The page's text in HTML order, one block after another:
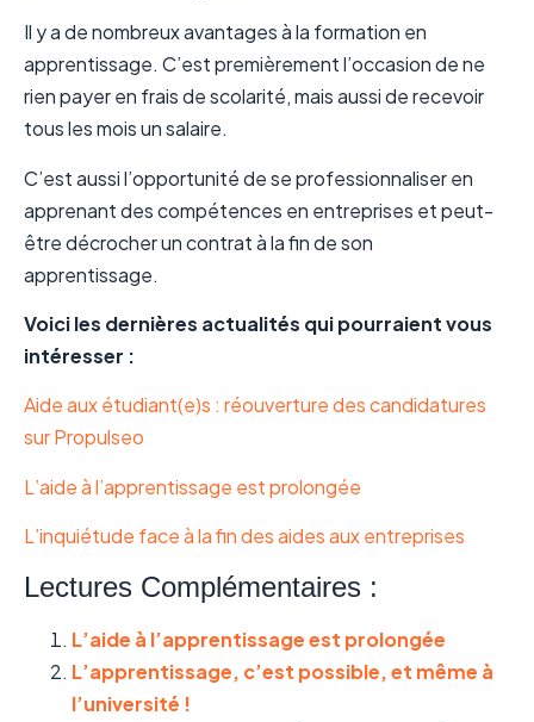
Il y a de nombreux avantages à la formation en
apprentissage. C’est premièrement l’occasion de ne
rien payer en frais de scolarité, mais aussi de recevoir
tous les mois un salaire.
C’est aussi l’opportunité de se professionnaliser en
apprenant des compétences en entreprises et peut-
être décrocher un contrat à la fin de son
apprentissage.
Voici les dernières actualités qui pourraient vous
intéresser :
Aide aux étudiant(e)s : réouverture des candidatures
sur Propulseo
L’aide à l’apprentissage est prolongée
L’inquiétude face à la fin des aides aux entreprises
Lectures Complémentaires :
L’aide à l’apprentissage est prolongée
L’apprentissage, c’est possible, et même à
l’université !